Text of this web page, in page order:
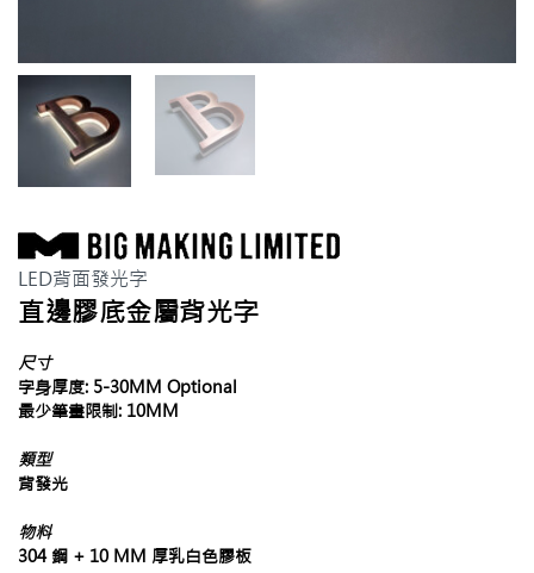
LED背面發光字
直邊膠底金屬背光字
尺寸
字身厚度: 5-30MM Optional
最少筆畫限制: 10MM
類型
背發光
物料
304 鋼 + 10 MM 厚乳白色膠板